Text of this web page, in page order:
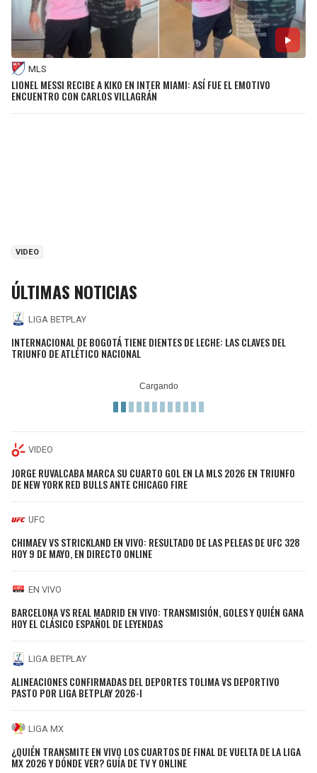
MLS
LIONEL MESSI RECIBE A KIKO EN INTER MIAMI: ASÍ FUE EL EMOTIVO
ENCUENTRO CON CARLOS VILLAGRÁN
VIDEO
ÚLTIMAS NOTICIAS
LIGA BETPLAY
INTERNACIONAL DE BOGOTÁ TIENE DIENTES DE LECHE: LAS CLAVES DEL
TRIUNFO DE ATLÉTICO NACIONAL
VIDEO
JORGE RUVALCABA MARCA SU CUARTO GOL EN LA MLS 2026 EN TRIUNFO
DE NEW YORK RED BULLS ANTE CHICAGO FIRE
UFC
CHIMAEV VS STRICKLAND EN VIVO: RESULTADO DE LAS PELEAS DE UFC 328
HOY 9 DE MAYO, EN DIRECTO ONLINE
EN VIVO
BARCELONA VS REAL MADRID EN VIVO: TRANSMISIÓN, GOLES Y QUIÉN GANA
HOY EL CLÁSICO ESPAÑOL DE LEYENDAS
LIGA BETPLAY
ALINEACIONES CONFIRMADAS DEL DEPORTES TOLIMA VS DEPORTIVO
PASTO POR LIGA BETPLAY 2026-I
LIGA MX
¿QUIÉN TRANSMITE EN VIVO LOS CUARTOS DE FINAL DE VUELTA DE LA LIGA
MX 2026 Y DÓNDE VER? GUÍA DE TV Y ONLINE